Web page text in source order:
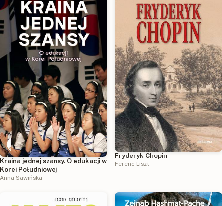
Kraina jednej szansy. O edukacji w
Korei Południowej
Anna Sawińska
Fryderyk Chopin
Ferenc Liszt